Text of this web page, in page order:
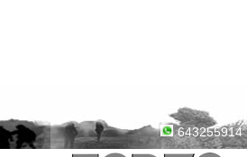
643255914